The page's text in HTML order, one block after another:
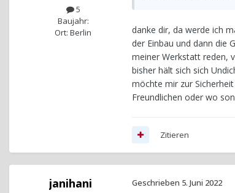
5
Baujahr:
Ort: Berlin
danke dir, da werde ich
der Einbau und dann die
meiner Werkstatt reden,
bisher hält sich sich
möchte mir zur
Freundlichen oder wo
Zitieren
janihani Geschrieben 5. Juni 2022